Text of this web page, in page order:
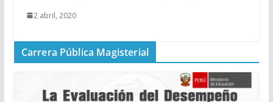
2 abril, 2020
Carrera Pública Magisterial